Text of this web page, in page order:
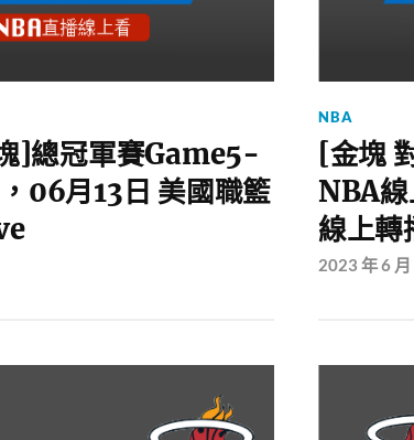
]總冠軍賽Game5-
06月13日 美國職籃
NBA
[金塊
NBA
線上
2023 年 6 月